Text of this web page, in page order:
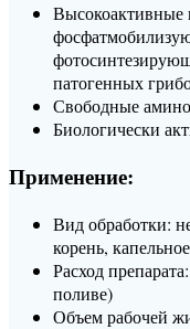
патогенных
Свободные
Биологически
Применение:
Вид обработки:
корень,
Расход
поливе)
Объем рабочей